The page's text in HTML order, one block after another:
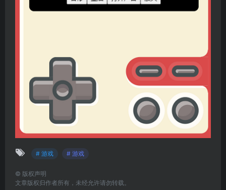
# 游戏 # 游戏
© 版权声明
文章版权归作者所有，未经允许请勿转载。